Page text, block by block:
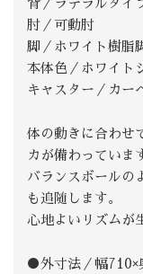
背／ラテラルタイ
肘／可動肘
脚／ホワイト樹脂
本体色／ホワイト
キャスター／カー
体の動きに合わせ
カが備わっていま
バランスボールの
も追随します。
心地よいリズムが
●外寸法／幅710×